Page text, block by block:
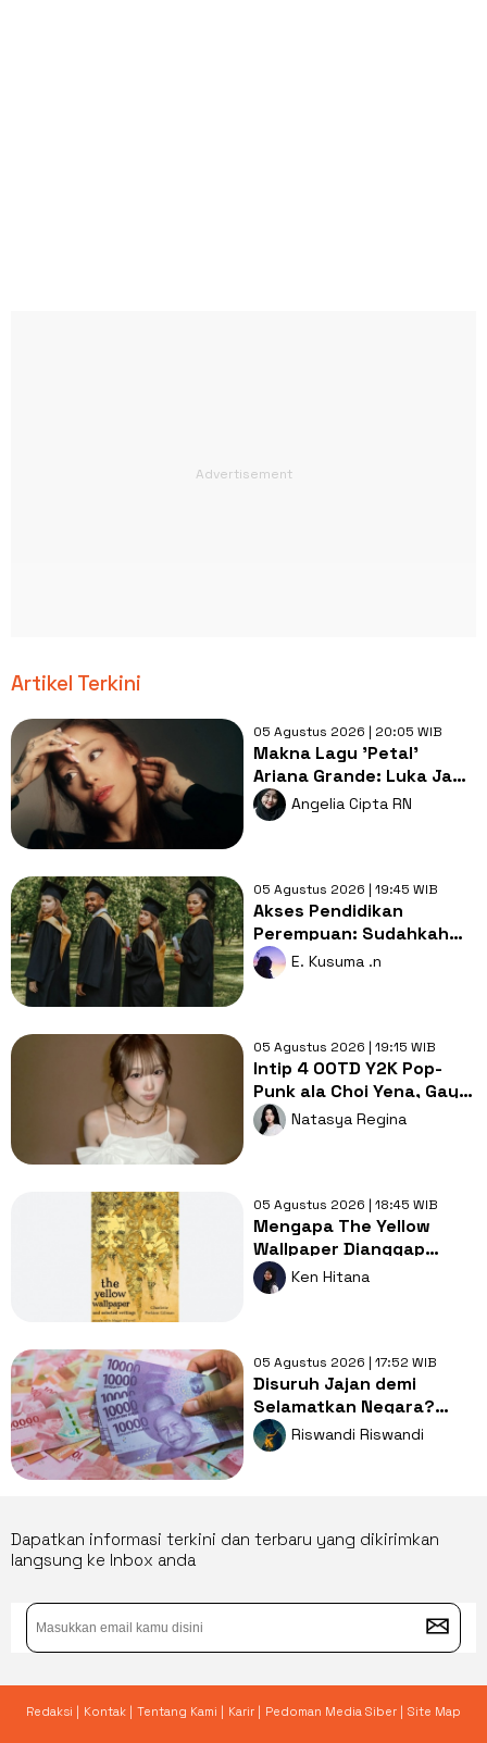
Artikel Terkini
05 Agustus 2026 | 20:05 WIB
Makna Lagu 'Petal'
Ariana Grande: Luka Jadi
Bahan Bakar untuk
Tumbuh
Angelia Cipta RN
05 Agustus 2026 | 19:45 WIB
Akses Pendidikan
Perempuan: Sudahkah
Merdeka Belajar Benar-
benar Setara?
E. Kusuma .n
05 Agustus 2026 | 19:15 WIB
Intip 4 OOTD Y2K Pop-
Punk ala Choi Yena, Gaya
Lebih Cute dan Rebel!
Natasya Regina
05 Agustus 2026 | 18:45 WIB
Mengapa The Yellow
Wallpaper Dianggap
Karya Sastra dengan
Kritik Feminisme?
Ken Hitana
05 Agustus 2026 | 17:52 WIB
Disuruh Jajan demi
Selamatkan Negara?
Dompet Kita: Giliran Gue
Lagi?
Riswandi Riswandi
Dapatkan informasi terkini dan terbaru yang dikirimkan
langsung ke Inbox anda
Redaksi | Kontak | Tentang Kami | Karir | Pedoman Media Siber | Site Map